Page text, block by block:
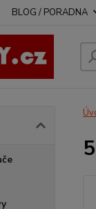
BLOG / PORADNA